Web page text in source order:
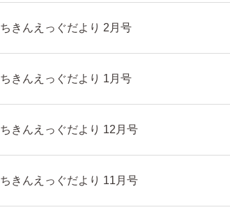
ちきんえっぐだより 2月号
ちきんえっぐだより 1月号
ちきんえっぐだより 12月号
ちきんえっぐだより 11月号